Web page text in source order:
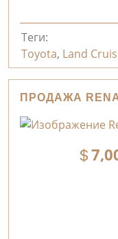
Теги:
Toyota, Land
ПРОДАЖА